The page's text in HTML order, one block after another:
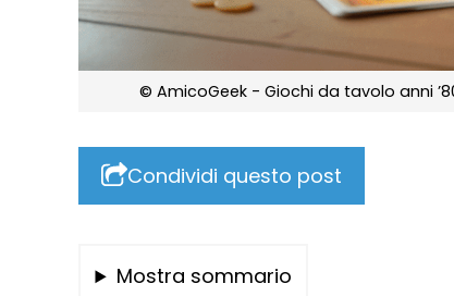
© AmicoGeek - Giochi da tavolo anni
Condividi questo post
Mostra sommario